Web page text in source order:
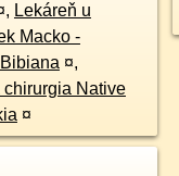
, Lekáreň u
Macko -
¤,
chirurgia Native
¤